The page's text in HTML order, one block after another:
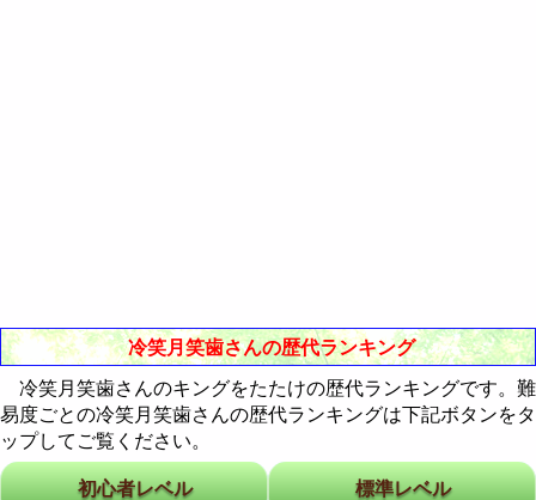
冷笑月笑歯さんの歴代ランキング
冷笑月笑歯さんのキングをたたけの歴代ランキングです。難
易度ごとの冷笑月笑歯さんの歴代ランキングは下記ボタンをタ
ップしてご覧ください。
初心者レベル 標準レベル